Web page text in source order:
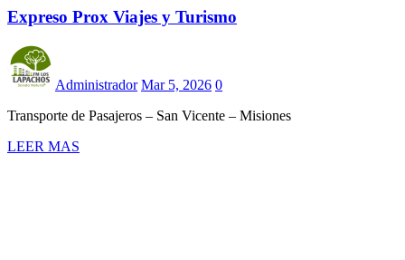
Expreso Prox Viajes y Turismo
Administrador Mar 5, 2026 0
Transporte de Pasajeros – San Vicente – Misiones
LEER MAS